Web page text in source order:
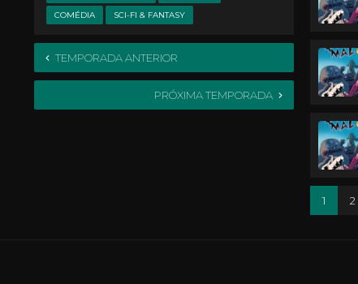
COMÉDIA
SCI-FI & FANTASY
TEMPORADA ANTERIOR
PRÓXIMA TEMPORADA
1 2